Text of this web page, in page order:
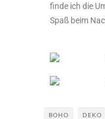
finde ich die
Spaß beim
BOHO DEKO